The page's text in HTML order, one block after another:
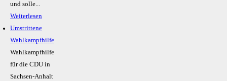
und solle...
Weiterlesen
Umstrittene
Wahlkampfhilfe
Wahlkampfhilfe
für die CDU in
Sachsen-Anhalt